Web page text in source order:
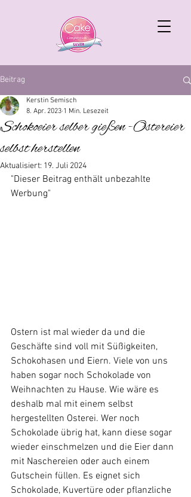
Beitrag
Schokoeier selber gießen -Ostereier
selbst herstellen
Kerstin Semisch
8. Apr. 2023 1 Min. Lesezeit
Aktualisiert: 19. Juli 2024
"Dieser Beitrag enthält unbezahlte
Werbung"
Ostern ist mal wieder da und die
Geschäfte sind voll mit Süßigkeiten,
Schokohasen und Eiern. Viele von uns
haben sogar noch Schokolade von
Weihnachten zu Hause. Wie wäre es
deshalb mal mit einem selbst
hergestellten Osterei. Wer noch
Schokolade übrig hat, kann diese sogar
wieder einschmelzen und die Eier dann
mit Naschereien oder auch einem
Gutschein füllen. Es eignet sich
Schokolade, Kuvertüre oder pflanzliche